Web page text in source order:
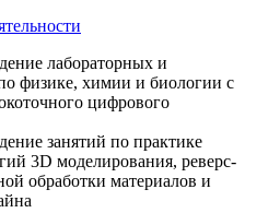
лабораторных и
физике, химии и биологии с
цифрового
занятий по практике
3D моделирования, реверс-
обработки материалов и